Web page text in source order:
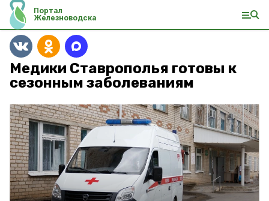
Портал
Железноводска
Медики Ставрополья готовы к
сезонным заболеваниям